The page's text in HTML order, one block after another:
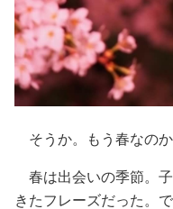
そうか。もう春なのか
春は出会いの季節。
きたフレーズだった。